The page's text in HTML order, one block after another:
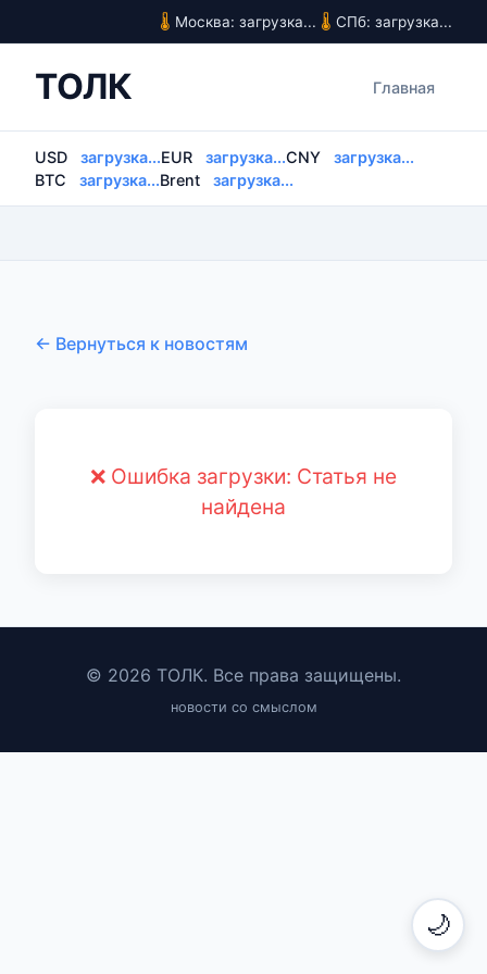
🌙
Москва: загрузка... СПб: загрузка...
ТОЛК Главная
USD загрузка...EUR загрузка...CNY
загрузка...
BTC
загрузка...Brent загрузка...
← Вернуться к новостям
❌ Ошибка загрузки: Статья не
найдена
© 2026 ТОЛК. Все права защищены.
новости со смыслом